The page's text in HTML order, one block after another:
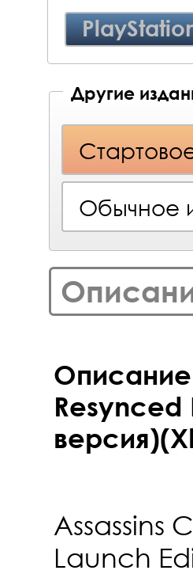
Другие
Обычное
Описание
Resynced
Assassins
Launch